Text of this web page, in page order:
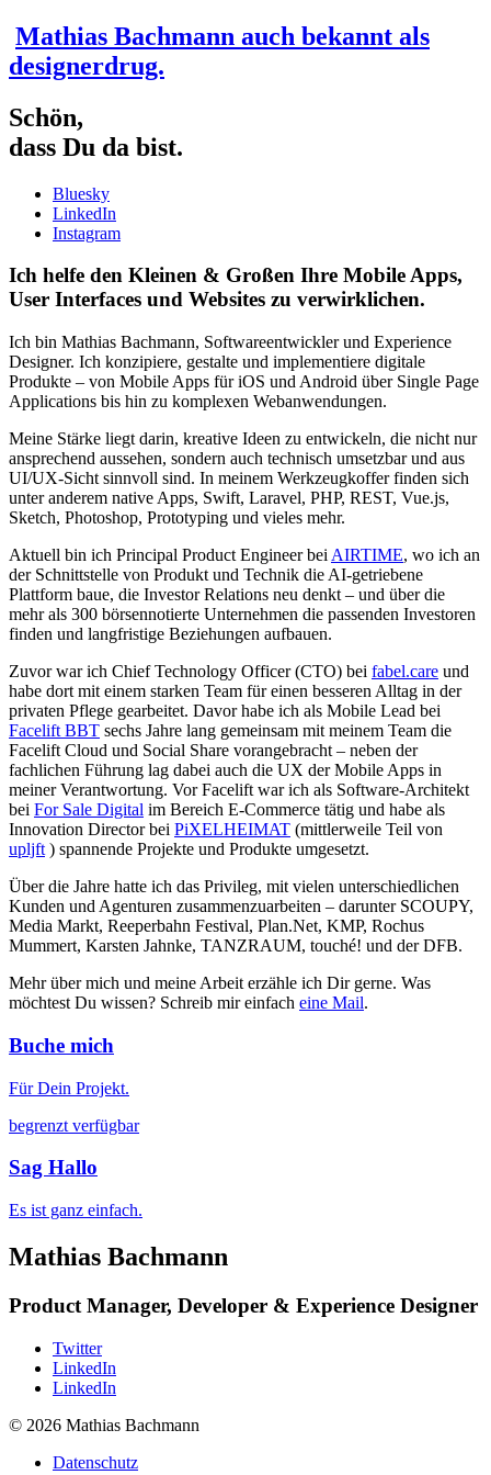
Mathias Bachmann auch bekannt als
designerdrug.
Schön,
dass Du da bist.
Bluesky
LinkedIn
Instagram
Ich helfe den Kleinen & Großen Ihre Mobile Apps,
User Interfaces und Websites zu verwirklichen.
Ich bin Mathias Bachmann, Softwareentwickler und Experience
Designer. Ich konzipiere, gestalte und implementiere digitale
Produkte – von Mobile Apps für iOS und Android über Single Page
Applications bis hin zu komplexen Webanwendungen.
Meine Stärke liegt darin, kreative Ideen zu entwickeln, die nicht nur
ansprechend aussehen, sondern auch technisch umsetzbar und aus
UI/UX-Sicht sinnvoll sind. In meinem Werkzeugkoffer finden sich
unter anderem native Apps, Swift, Laravel, PHP, REST, Vue.js,
Sketch, Photoshop, Prototyping und vieles mehr.
Aktuell bin ich Principal Product Engineer bei AIRTIME, wo ich an
der Schnittstelle von Produkt und Technik die AI-getriebene
Plattform baue, die Investor Relations neu denkt – und über die
mehr als 300 börsennotierte Unternehmen die passenden Investoren
finden und langfristige Beziehungen aufbauen.
Zuvor war ich Chief Technology Officer (CTO) bei fabel.care und
habe dort mit einem starken Team für einen besseren Alltag in der
privaten Pflege gearbeitet. Davor habe ich als Mobile Lead bei
Facelift BBT sechs Jahre lang gemeinsam mit meinem Team die
Facelift Cloud und Social Share vorangebracht – neben der
fachlichen Führung lag dabei auch die UX der Mobile Apps in
meiner Verantwortung. Vor Facelift war ich als Software-Architekt
bei For Sale Digital im Bereich E-Commerce tätig und habe als
Innovation Director bei PiXELHEIMAT (mittlerweile Teil von
upljft ) spannende Projekte und Produkte umgesetzt.
Über die Jahre hatte ich das Privileg, mit vielen unterschiedlichen
Kunden und Agenturen zusammenzuarbeiten – darunter SCOUPY,
Media Markt, Reeperbahn Festival, Plan.Net, KMP, Rochus
Mummert, Karsten Jahnke, TANZRAUM, touché! und der DFB.
Mehr über mich und meine Arbeit erzähle ich Dir gerne. Was
möchtest Du wissen? Schreib mir einfach eine Mail.
Buche mich
Für Dein Projekt.
begrenzt verfügbar
Sag Hallo
Es ist ganz einfach.
Mathias Bachmann
Product Manager, Developer & Experience Designer
Twitter
LinkedIn
LinkedIn
© 2026 Mathias Bachmann
Datenschutz